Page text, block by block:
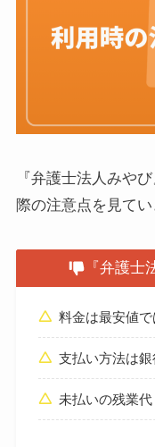
『弁護士法人みや
際の注意点を見てい
『弁護士
料金は最安値で
支払い方法は
未払いの残業